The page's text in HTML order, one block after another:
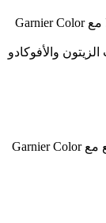
احصلي على لون طبيعي ولامع يدوم طويلا مع Garnier Color
والأفوكادو
احصل على لون طبيعي وطويل الأمد ولامع مع Garnier Color